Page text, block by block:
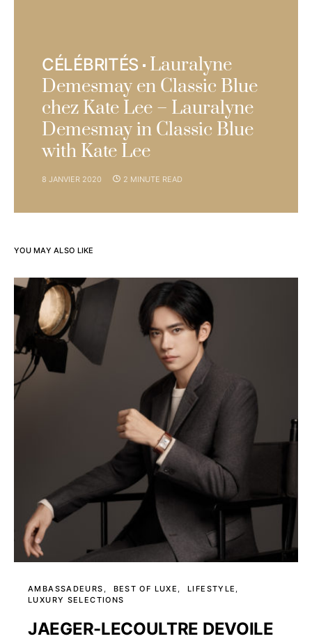
CÉLÉBRITÉS
Lauralyne
Demesmay en Classic Blue
chez Kate Lee – Lauralyne
Demesmay in Classic Blue
with Kate Lee
8 JANVIER 2020 2 MINUTE READ
YOU MAY ALSO LIKE
AMBASSADEURS BEST OF LUXE
LIFESTYLE
LUXURY SELECTIONS
JAEGER-LECOULTRE DEVOILE